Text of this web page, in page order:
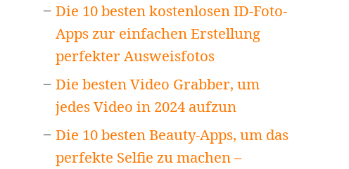
Die 10 besten kostenlosen ID-Foto-
Apps zur einfachen Erstellung
perfekter Ausweisfotos
Die besten Video Grabber, um
jedes Video in 2024 aufzun
Die 10 besten Beauty-Apps, um das
perfekte Selfie zu machen –